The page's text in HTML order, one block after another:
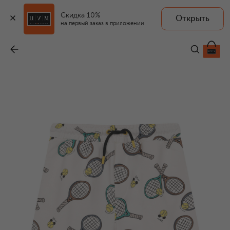
Скидка 10%
на первый заказ в приложении
Открыть
8 365 ₽